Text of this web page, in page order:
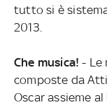
tutto si è
2013.
Che musica!- Le
composte da
Oscar assieme